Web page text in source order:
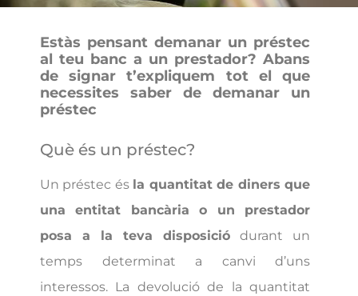
Estàs pensant demanar un préstec
al teu banc a un prestador? Abans
de signar t’expliquem tot el que
necessites saber de demanar un
préstec
Què és un préstec?
Un préstec és la quantitat de diners que
una entitat bancària o un prestador
posa a la teva disposició durant un
temps determinat a canvi d’uns
interessos. La devolució de la quantitat